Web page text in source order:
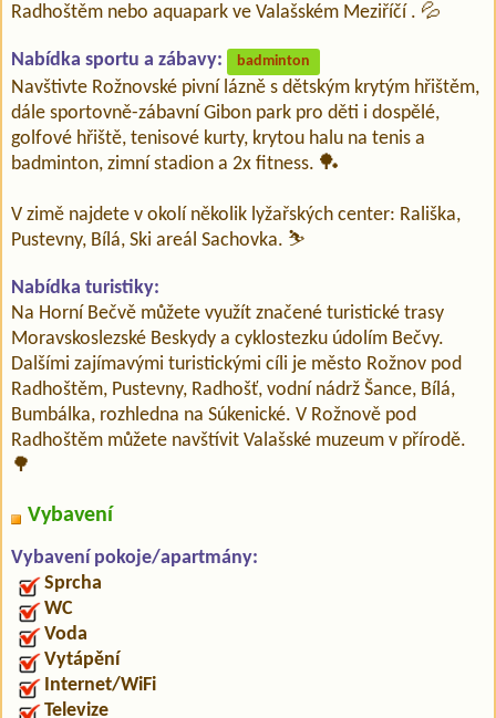
Radhoštěm nebo aquapark ve Valašském Meziříčí . 💦
Nabídka sportu a zábavy: badminton
Navštivte Rožnovské pivní lázně s dětským krytým hřištěm,
dále sportovně-zábavní Gibon park pro děti i dospělé,
golfové hřiště, tenisové kurty, krytou halu na tenis a
badminton, zimní stadion a 2x fitness. 🏓
V zimě najdete v okolí několik lyžařských center: Rališka,
Pustevny, Bílá, Ski areál Sachovka. ⛷️
Nabídka turistiky:
Na Horní Bečvě můžete využít značené turistické trasy
Moravskoslezské Beskydy a cyklostezku údolím Bečvy.
Dalšími zajímavými turistickými cíli je město Rožnov pod
Radhoštěm, Pustevny, Radhošť, vodní nádrž Šance, Bílá,
Bumbálka, rozhledna na Súkenické. V Rožnově pod
Radhoštěm můžete navštívit Valašské muzeum v přírodě.
🌳
Vybavení
Vybavení pokoje/apartmány:
Sprcha
WC
Voda
Vytápění
Internet/WiFi
Televize